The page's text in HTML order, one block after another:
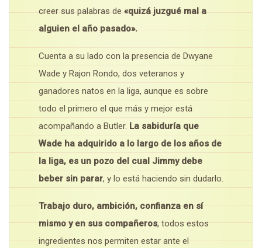
creer sus palabras de «quizá juzgué mal a
alguien el año pasado».
Cuenta a su lado con la presencia de Dwyane
Wade y Rajon Rondo, dos veteranos y
ganadores natos en la liga, aunque es sobre
todo el primero el que más y mejor está
acompañando a Butler. La sabiduría que
Wade ha adquirido a lo largo de los años de
la liga, es un pozo del cual Jimmy debe
beber sin parar, y lo está haciendo sin dudarlo.
Trabajo duro, ambición, confianza en sí
mismo y en sus compañeros, todos estos
ingredientes nos permiten estar ante el